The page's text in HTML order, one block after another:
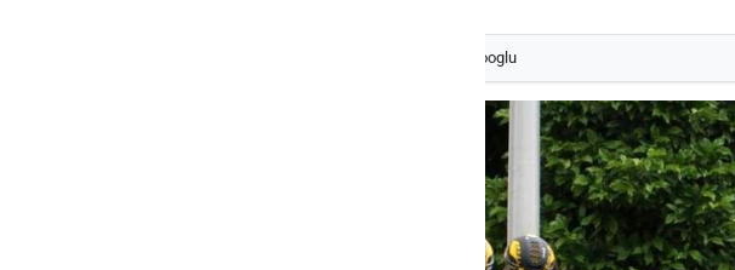
kot svoj prednostni vir na Googlu